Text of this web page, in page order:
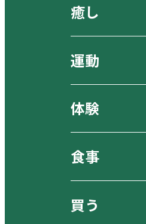
癒し
運動
体験
食事
買う